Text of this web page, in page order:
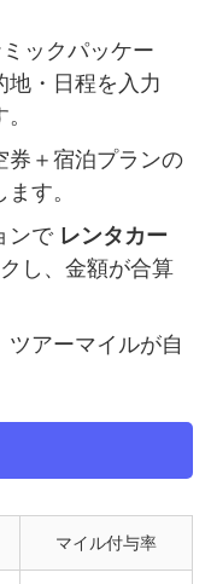
ックパッケー
地・日程を入力
券＋宿泊プランの
す。
ンで レンタカー
し、金額が合算
アーマイルが自
マイル付与率